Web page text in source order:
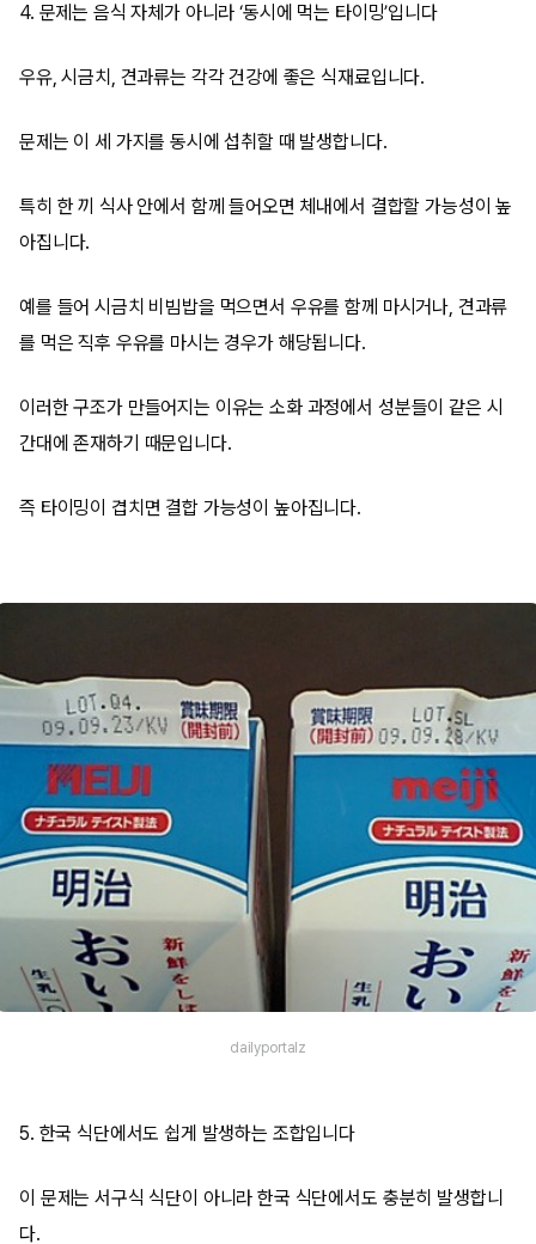
4. 문제는 음식 자체가 아니라 ‘동시에 먹는 타이밍’입니다
우유, 시금치, 견과류는 각각 건강에 좋은 식재료입니다.
문제는 이 세 가지를 동시에 섭취할 때 발생합니다.
특히 한 끼 식사 안에서 함께 들어오면 체내에서 결합할 가능성이 높
아집니다.
예를 들어 시금치 비빔밥을 먹으면서 우유를 함께 마시거나, 견과류
를 먹은 직후 우유를 마시는 경우가 해당됩니다.
이러한 구조가 만들어지는 이유는 소화 과정에서 성분들이 같은 시
간대에 존재하기 때문입니다.
즉 타이밍이 겹치면 결합 가능성이 높아집니다.
dailyportalz
5. 한국 식단에서도 쉽게 발생하는 조합입니다
이 문제는 서구식 식단이 아니라 한국 식단에서도 충분히 발생합니
다.